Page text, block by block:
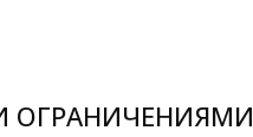
ОГРАНИЧЕНИЯМИ